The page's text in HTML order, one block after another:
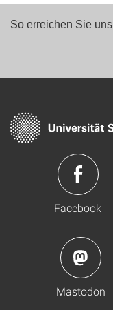
So erreichen Sie uns
Facebook
Mastodon